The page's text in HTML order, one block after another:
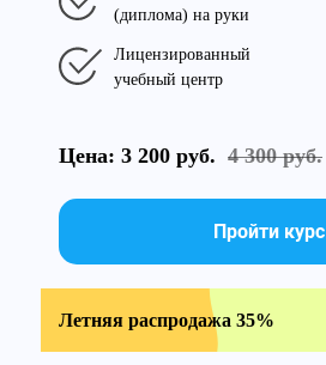
(диплома) на руки
Лицензированный
учебный центр
Цена: 3 200 руб. 4 300 руб.
Пройти курс
Летняя распродажа 35%